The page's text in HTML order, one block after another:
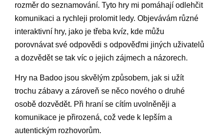
rozměr do seznamování. Tyto hry mi pomáhají odlehčit
komunikaci a rychleji prolomit ledy. Objevávám různé
interaktivní hry, jako je třeba kvíz, kde můžu
porovnávat své odpovědi s odpověďmi jiných uživatelů
a dozvědět se tak víc o jejich zájmech a názorech.
Hry na Badoo jsou skvělým způsobem, jak si užít
trochu zábavy a zároveň se něco nového o druhé
osobě dozvědět. Při hraní se cítím uvolněněji a
komunikace je přirozená, což vede k lepším a
autentickým rozhovorům.